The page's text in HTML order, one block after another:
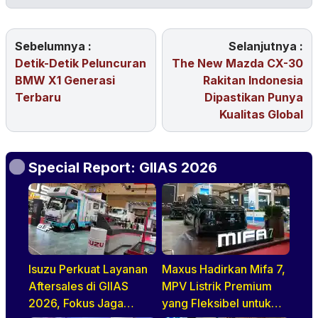
Sebelumnya :
Detik-Detik Peluncuran
BMW X1 Generasi
Terbaru
Selanjutnya :
The New Mazda CX-30
Rakitan Indonesia
Dipastikan Punya
Kualitas Global
Special Report: GIIAS 2026
Isuzu Perkuat Layanan
Aftersales di GIIAS
2026, Fokus Jaga
Maxus Hadirkan Mifa 7,
MPV Listrik Premium
yang Fleksibel untuk